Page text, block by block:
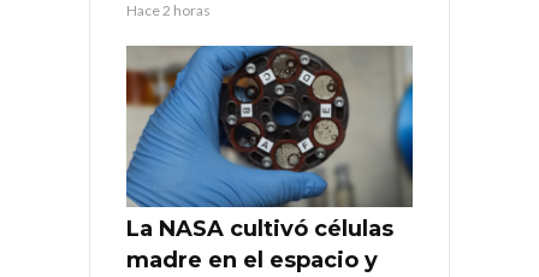
Hace 2 horas
La NASA cultivó células
madre en el espacio y